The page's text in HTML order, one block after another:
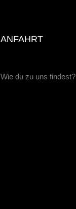
ANFAHRT
Wie du zu uns findest?